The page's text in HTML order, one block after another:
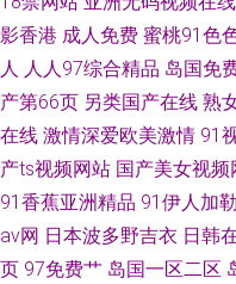
影香港 成人免费 蜜桃91色
人 人人97综合精品 岛国免
产第66页 另类国产在线 熟
在线 激情深爱欧美激情 91
产ts视频网站 国产美女视频
91香蕉亚洲精品 91伊人加
av网 日本波多野吉衣 日韩
页 97免费艹 岛国一区二区